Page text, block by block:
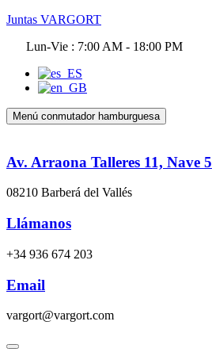
Juntas VARGORT
Lun-Vie : 7:00 AM - 18:00 PM
Menú conmutador hamburguesa
Av. Arraona Talleres 11, Nave 5
08210 Barberá del Vallés
Llámanos
+34 936 674 203
Email
vargort@vargort.com